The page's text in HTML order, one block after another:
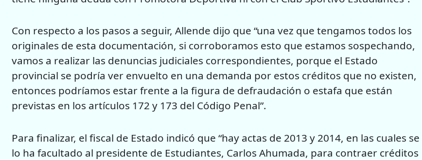
Con respecto a los pasos a seguir, Allende dijo que “una vez que tengamos todos los
originales de esta documentación, si corroboramos esto que estamos sospechando,
vamos a realizar las denuncias judiciales correspondientes, porque el Estado
provincial se podría ver envuelto en una demanda por estos créditos que no existen,
entonces podríamos estar frente a la figura de defraudación o estafa que están
previstas en los artículos 172 y 173 del Código Penal”.
Para finalizar, el fiscal de Estado indicó que “hay actas de 2013 y 2014, en las cuales se
lo ha facultado al presidente de Estudiantes, Carlos Ahumada, para contraer créditos